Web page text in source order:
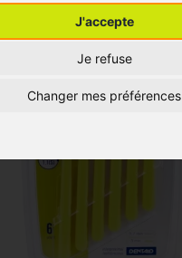
J'accepte
Je refuse
Changer mes préférences